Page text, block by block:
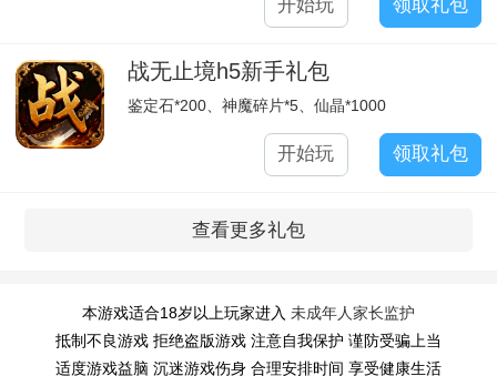
开始玩 领取礼包
战无止境h5新手礼包
鉴定石*200、神魔碎片*5、仙晶*1000
开始玩 领取礼包
查看更多礼包
本游戏适合18岁以上玩家进入 未成年人家长监护
抵制不良游戏 拒绝盗版游戏 注意自我保护 谨防受骗上当
适度游戏益脑 沉迷游戏伤身 合理安排时间 享受健康生活